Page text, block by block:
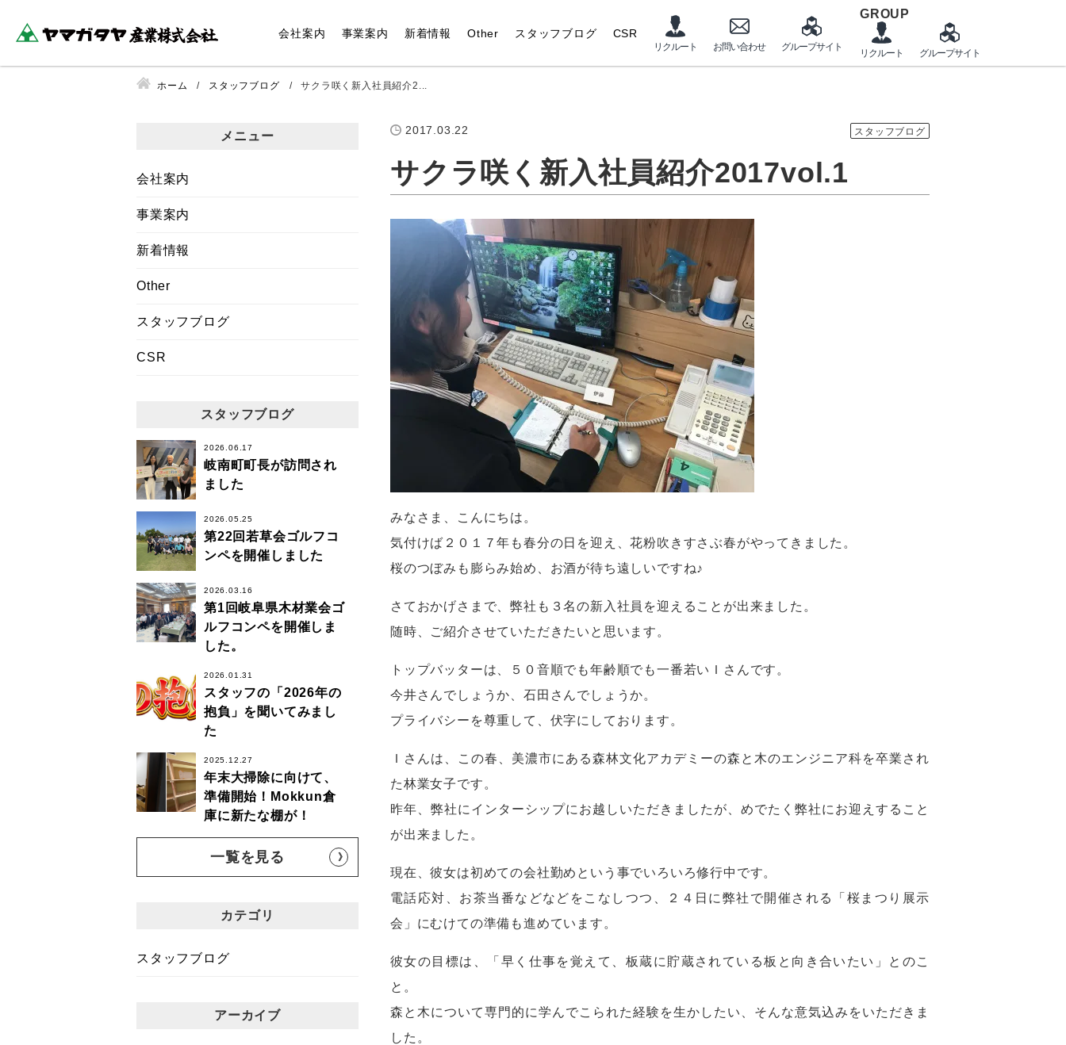
会社案内 事業案内 新着情報 Other スタッフブログ CSR
GROUP
ホーム スタッフブログ サクラ咲く新入社員紹介2...
2017.03.22 スタッフブログ
サクラ咲く新入社員紹介2017vol.1
みなさま、こんにちは。
気付けば２０１７年も春分の日を迎え、花粉吹きすさぶ春がやってきました。
桜のつぼみも膨らみ始め、お酒が待ち遠しいですね♪
さておかげさまで、弊社も３名の新入社員を迎えることが出来ました。
随時、ご紹介させていただきたいと思います。
トップバッターは、５０音順でも年齢順でも一番若いＩさんです。
今井さんでしょうか、石田さんでしょうか。
プライバシーを尊重して、伏字にしております。
Ｉさんは、この春、美濃市にある森林文化アカデミーの森と木のエンジニア科を卒業され
た林業女子です。
昨年、弊社にインターシップにお越しいただきましたが、めでたく弊社にお迎えすること
が出来ました。
現在、彼女は初めての会社勤めという事でいろいろ修行中です。
電話応対、お茶当番などなどをこなしつつ、２４日に弊社で開催される「桜まつり展示
会」にむけての準備も進めています。
彼女の目標は、「早く仕事を覚えて、板蔵に貯蔵されている板と向き合いたい」とのこ
と。
森と木について専門的に学んでこられた経験を生かしたい、そんな意気込みをいただきま
した。
メニュー
会社案内
事業案内
新着情報
Other
スタッフブログ
CSR
スタッフブログ
2026.06.17
岐南町町長が訪問され
ました
2026.05.25
第22回若草会ゴルフコ
ンペを開催しました
2026.03.16
第1回岐阜県木材業会ゴ
ルフコンペを開催しま
した。
2026.01.31
スタッフの「2026年の
抱負」を聞いてみまし
た
2025.12.27
年末大掃除に向けて、
準備開始！Mokkun倉
庫に新たな棚が！
一覧を見る
カテゴリ
スタッフブログ
アーカイブ